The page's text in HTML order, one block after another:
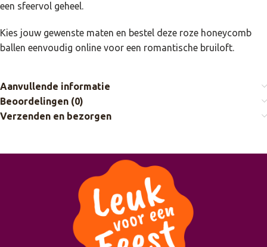
een sfeervol geheel.
Kies jouw gewenste maten en bestel deze roze honeycomb
ballen eenvoudig online voor een romantische bruiloft.
Aanvullende informatie
Beoordelingen (0)
Verzenden en bezorgen